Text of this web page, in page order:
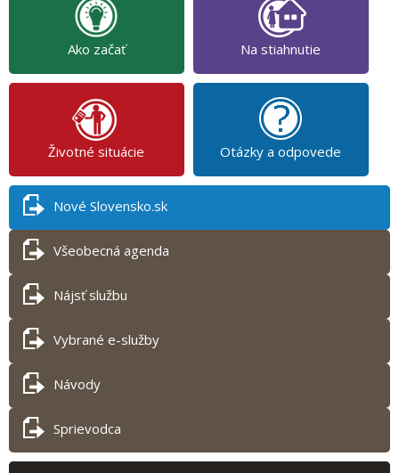
Ako začať Na stiahnutie
Životné situácie Otázky a odpovede
Nové Slovensko.sk
Všeobecná agenda
Nájsť službu
Vybrané e-služby
Návody
Sprievodca